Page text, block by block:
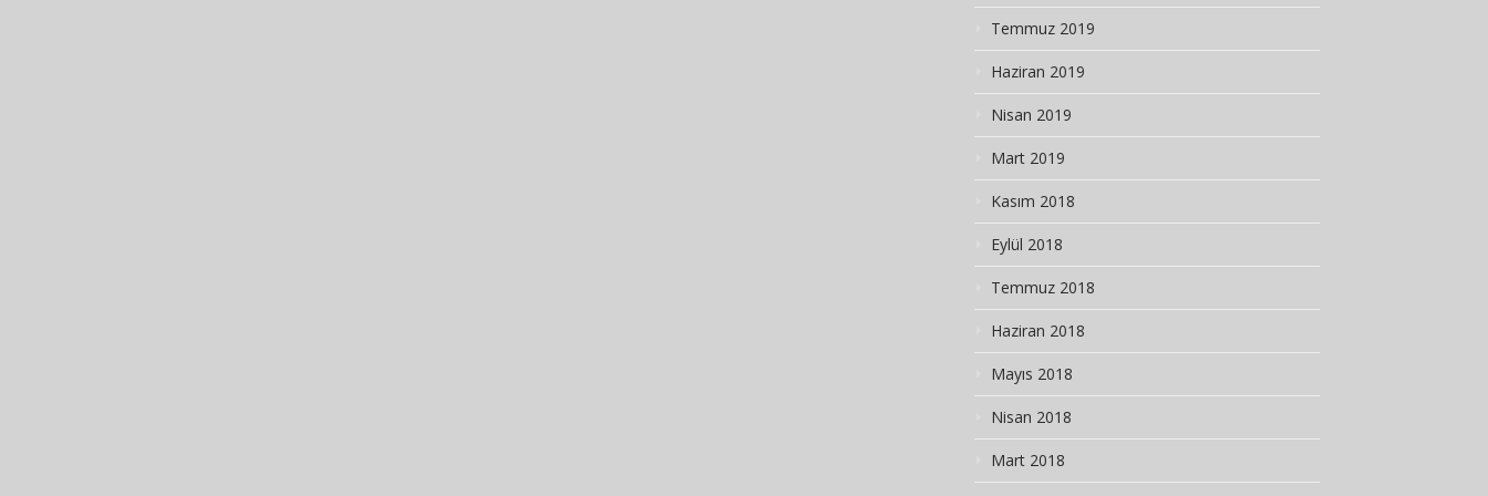
Temmuz 2019
Haziran 2019
Nisan 2019
Mart 2019
Kasım 2018
Eylül 2018
Temmuz 2018
Haziran 2018
Mayıs 2018
Nisan 2018
Mart 2018